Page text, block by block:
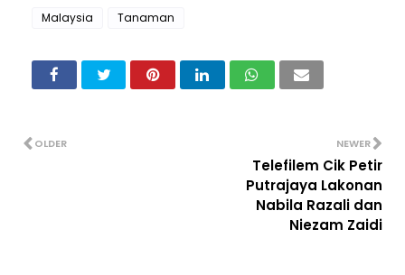
Malaysia Tanaman
NEWER
Telefilem Cik Petir
Putrajaya Lakonan
Nabila Razali dan
Niezam Zaidi
OLDER